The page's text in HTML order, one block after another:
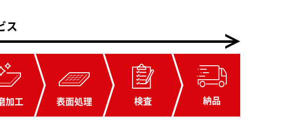
ス
加工 表面処理 検査 納品